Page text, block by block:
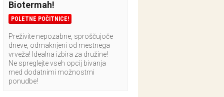
Biotermah!
POLETNE POČITNICE!
Preživite nepozabne, sproščujoče
dneve, odmaknjeni od mestnega
vrveža! Idealna izbira za družine!
Ne spreglejte vseh opcij bivanja
med dodatnimi možnostmi
ponudbe!